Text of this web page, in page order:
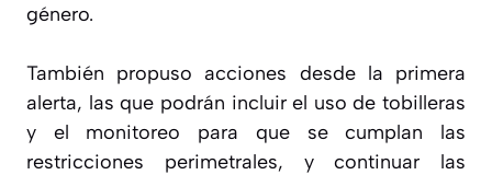
género.
También propuso acciones desde la primera
alerta, las que podrán incluir el uso de tobilleras
y el monitoreo para que se cumplan las
restricciones perimetrales, y continuar las